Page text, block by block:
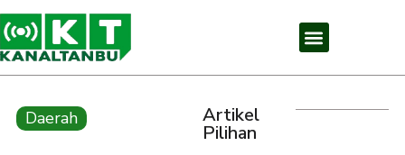
Daerah Artikel
Pilihan